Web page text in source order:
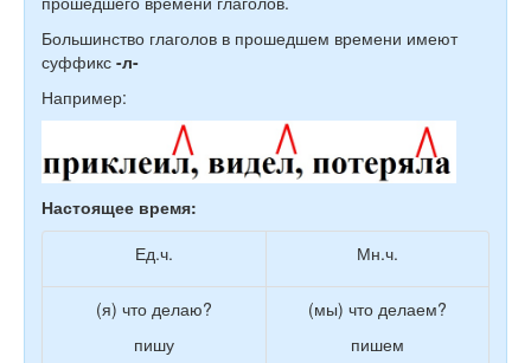
Большинство глаголов в прошедшем времени имеют
суффикс -л-
Например:
Настоящее время:
Ед.ч.
Мн.ч.
(я) что делаю?
пишу
(мы) что делаем?
пишем